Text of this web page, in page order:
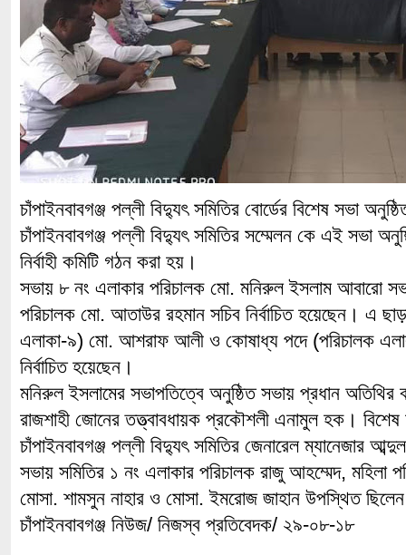
চাঁপাইনবাবগঞ্জ পল্লী বিদ্যুৎ সমিতির বোর্ডের বিশেষ সভা
চাঁপাইনবাবগঞ্জ পল্লী বিদ্যুৎ সমিতির সম্মেলন কে এই সভা
নির্বাহী কমিটি গঠন করা হয়।
সভায় ৮ নং এলাকার পরিচালক মো. মনিরুল ইসলাম আবারো
পরিচালক মো. আতাউর রহমান সচিব নির্বাচিত হয়েছেন। এ
এলাকা-৯) মো. আশরাফ আলী ও কোষাধ্য পদে (পরিচালক
নির্বাচিত হয়েছেন।
মনিরুল ইসলামের সভাপতিত্বে অনুষ্ঠিত সভায় প্রধান অতিথির
রাজশাহী জোনের তত্ত্বাবধায়ক প্রকৌশলী এনামুল হক। বিশেষ
চাঁপাইনবাবগঞ্জ পল্লী বিদ্যুৎ সমিতির জেনারেল ম্যানেজার
সভায় সমিতির ১ নং এলাকার পরিচালক রাজু আহম্মেদ, মহিলা
মোসা. শামসুন নাহার ও মোসা. ইমরোজ জাহান উপস্থিত
চাঁপাইনবাবগঞ্জ নিউজ/ নিজস্ব প্রতিবেদক/ ২৯-০৮-১৮